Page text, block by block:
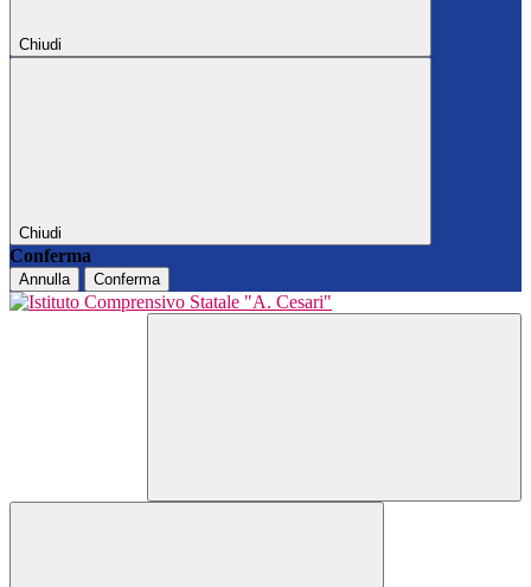
Chiudi
Chiudi
Conferma
Annulla Conferma